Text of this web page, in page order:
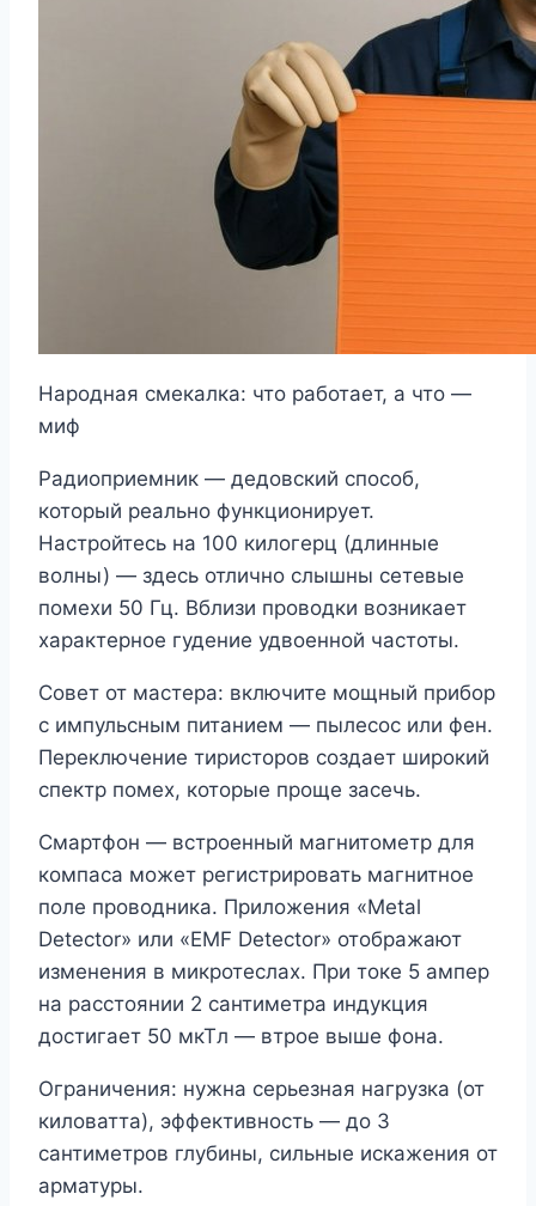
Народная смекалка: что работает, а что —
миф
Радиоприемник — дедовский способ,
который реально функционирует.
Настройтесь на 100 килогерц (длинные
волны) — здесь отлично слышны сетевые
помехи 50 Гц. Вблизи проводки возникает
характерное гудение удвоенной частоты.
Совет от мастера: включите мощный прибор
с импульсным питанием — пылесос или фен.
Переключение тиристоров создает широкий
спектр помех, которые проще засечь.
Смартфон — встроенный магнитометр для
компаса может регистрировать магнитное
поле проводника. Приложения «Metal
Detector» или «EMF Detector» отображают
изменения в микротеслах. При токе 5 ампер
на расстоянии 2 сантиметра индукция
достигает 50 мкТл — втрое выше фона.
Ограничения: нужна серьезная нагрузка (от
киловатта), эффективность — до 3
сантиметров глубины, сильные искажения от
арматуры.